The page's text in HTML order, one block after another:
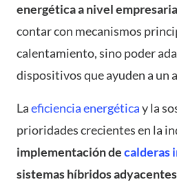
energética a nivel
contar con mecanismos
calentamiento, sino poder
dispositivos que ayuden a un
Laeficiencia energéticay la
prioridades crecientes en la
implementación decalderas
sistemas híbridos